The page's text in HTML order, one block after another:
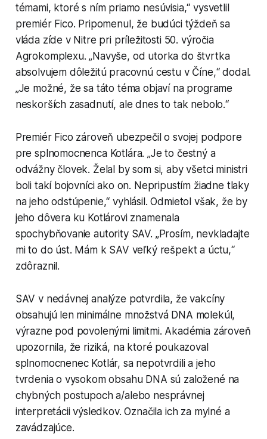
témami, ktoré s ním priamo nesúvisia,“ vysvetlil
premiér Fico. Pripomenul, že budúci týždeň sa
vláda zíde v Nitre pri príležitosti 50. výročia
Agrokomplexu. „Navyše, od utorka do štvrtka
absolvujem dôležitú pracovnú cestu v Číne,“ dodal.
„Je možné, že sa táto téma objaví na programe
neskorších zasadnutí, ale dnes to tak nebolo.“
Premiér Fico zároveň ubezpečil o svojej podpore
pre splnomocnenca Kotlára. „Je to čestný a
odvážny človek. Želal by som si, aby všetci ministri
boli takí bojovníci ako on. Nepripustím žiadne tlaky
na jeho odstúpenie,“ vyhlásil. Odmietol však, že by
jeho dôvera ku Kotlárovi znamenala
spochybňovanie autority SAV. „Prosím, nevkladajte
mi to do úst. Mám k SAV veľký rešpekt a úctu,“
zdôraznil.
SAV v nedávnej analýze potvrdila, že vakcíny
obsahujú len minimálne množstvá DNA molekúl,
výrazne pod povolenými limitmi. Akadémia zároveň
upozornila, že riziká, na ktoré poukazoval
splnomocnenec Kotlár, sa nepotvrdili a jeho
tvrdenia o vysokom obsahu DNA sú založené na
chybných postupoch a/alebo nesprávnej
interpretácii výsledkov. Označila ich za mylné a
zavádzajúce.